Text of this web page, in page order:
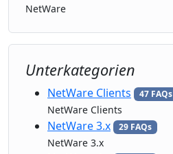
NetWare
Unterkategorien
NetWare Clients 47 FAQs
NetWare Clients
NetWare 3.x 29 FAQs
NetWare 3.x